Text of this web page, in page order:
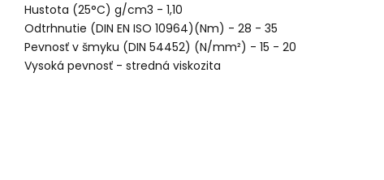
Hustota (25°C) g/cm3 - 1,10
Odtrhnutie (DIN EN ISO 10964)(Nm) - 28 - 35
Pevnosť v šmyku (DIN 54452) (N/mm²) - 15 - 20
Vysoká pevnosť - stredná viskozita